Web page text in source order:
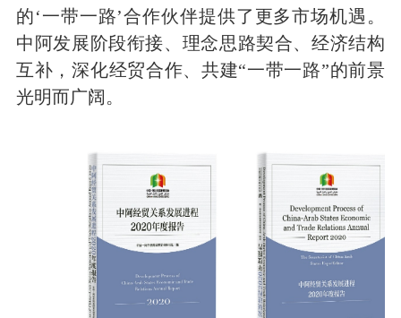
的‘一带一路’合作伙伴提供了更多市场机遇。
中阿发展阶段衔接、理念思路契合、经济结构
互补，深化经贸合作、共建“一带一路”的前景
光明而广阔。